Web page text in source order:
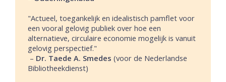
"Actueel, toegankelijk en idealistisch pamflet voor
een vooral gelovig publiek over hoe een
alternatieve, circulaire economie mogelijk is vanuit
gelovig perspectief."
– Dr. Taede A. Smedes (voor de Nederlandse
Bibliotheekdienst)